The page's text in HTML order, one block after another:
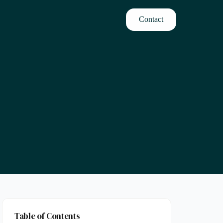
Contact
Table of Contents